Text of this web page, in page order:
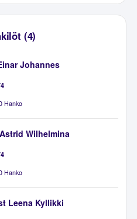
(4)
Johannes
Hanko
Wilhelmina
Hanko
Leena Kyllikki